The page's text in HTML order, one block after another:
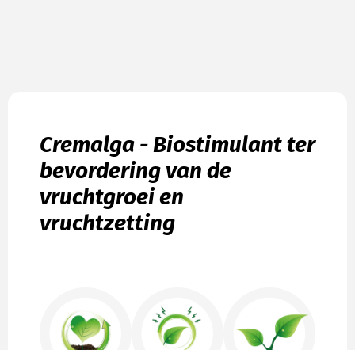
Cremalga - Biostimulant ter
bevordering van de
vruchtgroei en
vruchtzetting